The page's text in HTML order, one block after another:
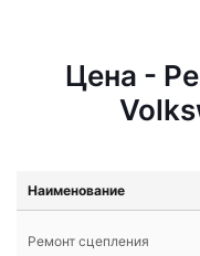
Цена -
Наименование
Ремонт сцепления